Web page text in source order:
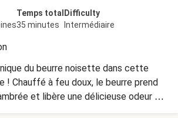
Temps total
35 minutes
Difficulty
Intermédiaire
du beurre noisette dans cette
! Chauffé à feu doux, le beurre prend
et libère une délicieuse odeur de
au paprika fumé, il vient sublimer